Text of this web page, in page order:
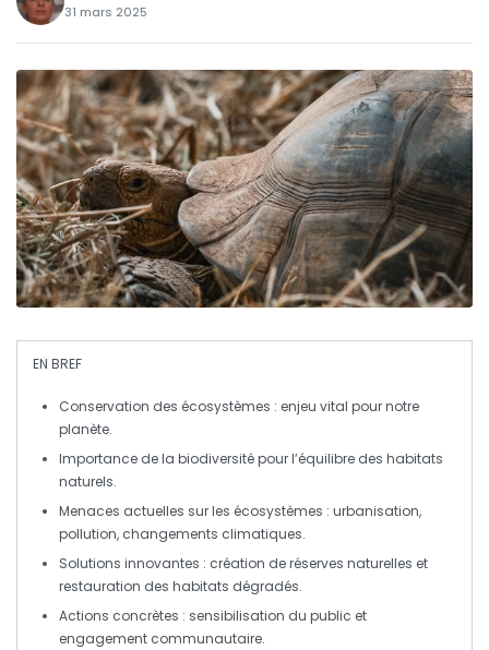
31 mars 2025
EN BREF
Conservation des écosystèmes : enjeu vital pour notre
planète.
Importance de la biodiversitépour l’équilibre des habitats
naturels.
Menaces actuelles sur les écosystèmes : urbanisation,
pollution, changements climatiques.
Solutions innovantes : création de réserves naturelles et
restauration des habitats dégradés.
Actions concrètes : sensibilisation du public et
engagement communautaire.